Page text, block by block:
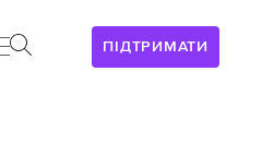
ПІДТРИМАТИ